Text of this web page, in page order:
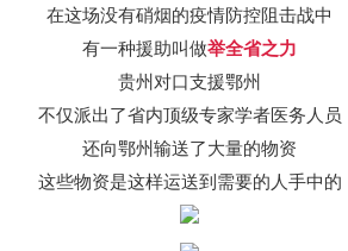
在这场没有硝烟的疫情防控阻击战中
有一种援助叫做举全省之力
贵州对口支援鄂州
不仅派出了省内顶级专家学者医务人员
还向鄂州输送了大量的物资
这些物资是这样运送到需要的人手中的